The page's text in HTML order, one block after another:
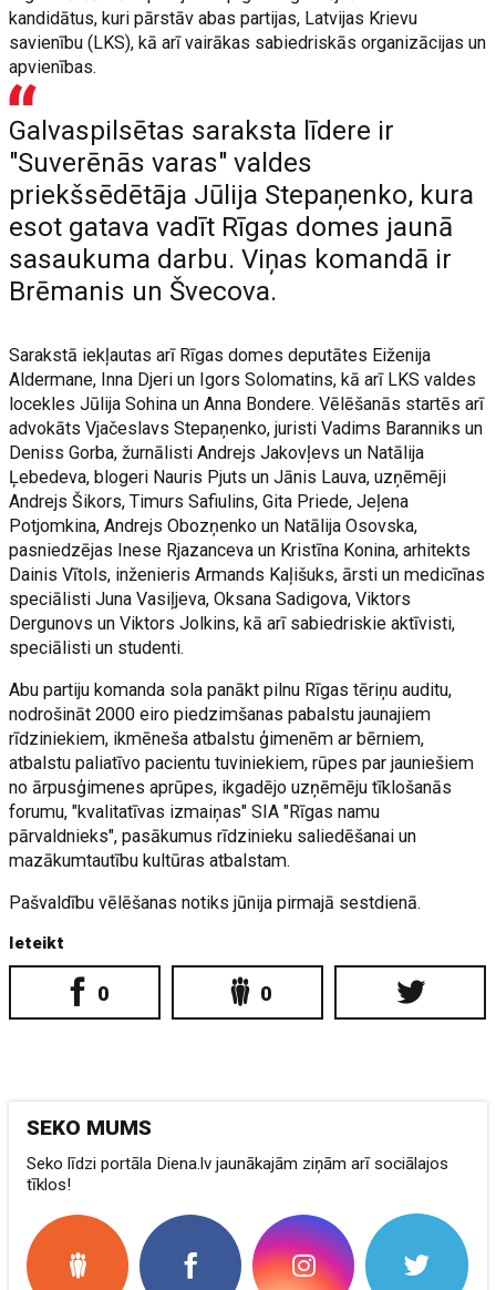
kandidātus, kuri pārstāv abas partijas, Latvijas Krievu
savienību (LKS), kā arī vairākas sabiedriskās organizācijas un
apvienības.
Galvaspilsētas saraksta līdere ir
"Suverēnās varas" valdes
priekšsēdētāja Jūlija Stepaņenko, kura
esot gatava vadīt Rīgas domes jaunā
sasaukuma darbu. Viņas komandā ir
Brēmanis un Švecova.
Sarakstā iekļautas arī Rīgas domes deputātes Eiženija
Aldermane, Inna Djeri un Igors Solomatins, kā arī LKS valdes
locekles Jūlija Sohina un Anna Bondere. Vēlēšanās startēs arī
advokāts Vjačeslavs Stepaņenko, juristi Vadims Baranniks un
Deniss Gorba, žurnālisti Andrejs Jakovļevs un Natālija
Ļebedeva, blogeri Nauris Pjuts un Jānis Lauva, uzņēmēji
Andrejs Šikors, Timurs Safiulins, Gita Priede, Jeļena
Potjomkina, Andrejs Obozņenko un Natālija Osovska,
pasniedzējas Inese Rjazanceva un Kristīna Konina, arhitekts
Dainis Vītols, inženieris Armands Kaļišuks, ārsti un medicīnas
speciālisti Juna Vasiļjeva, Oksana Sadigova, Viktors
Dergunovs un Viktors Jolkins, kā arī sabiedriskie aktīvisti,
speciālisti un studenti.
Abu partiju komanda sola panākt pilnu Rīgas tēriņu auditu,
nodrošināt 2000 eiro piedzimšanas pabalstu jaunajiem
rīdziniekiem, ikmēneša atbalstu ģimenēm ar bērniem,
atbalstu paliatīvo pacientu tuviniekiem, rūpes par jauniešiem
no ārpusģimenes aprūpes, ikgadējo uzņēmēju tīklošanās
forumu, "kvalitatīvas izmaiņas" SIA "Rīgas namu
pārvaldnieks", pasākumus rīdzinieku saliedēšanai un
mazākumtautību kultūras atbalstam.
Pašvaldību vēlēšanas notiks jūnija pirmajā sestdienā.
Ieteikt
0 0
SEKO MUMS
Seko līdzi portāla Diena.lv jaunākajām ziņām arī sociālajos
tīklos!